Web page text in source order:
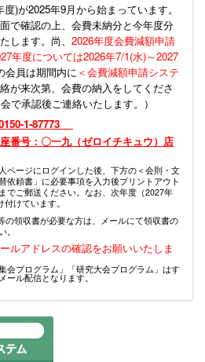
度)が2025年9月から始まっています。
で確認の上、会費未納分と今年度分
します。尚、 2026年度会費減額申請
年度については2026年7/1(水)～2027
会員は期間内に ＜会費減額申請システ
が来次第、会費の納入をしてくださ
で承認後ご連絡いたします。）
1-87773
番号：〇一九（ゼロイチキュウ）店
ページにログインした後、下方の＜会則・文
依頼書」に必要事項を入力後プリントアウト
でご郵送ください。なお、次年度（2027年
けています。
の領収書が必要な方は、メールにて領収書の
ルアドレスの確認をお願いいたしま
会プログラム」「研究大会プログラム」はす
ール配信となります。